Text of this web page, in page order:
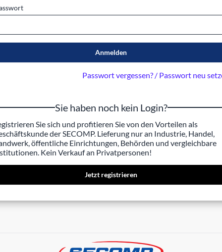
Anmelden
Passwort vergessen? / Passwort neu
Sie haben noch kein Login?
Sie sich und profitieren Sie von den Vorteilen als
der SECOMP. Lieferung nur an Industrie, Handel,
öffentliche Einrichtungen, Behörden und vergleichbare
Kein Verkauf an Privatpersonen!
Jetzt registrieren